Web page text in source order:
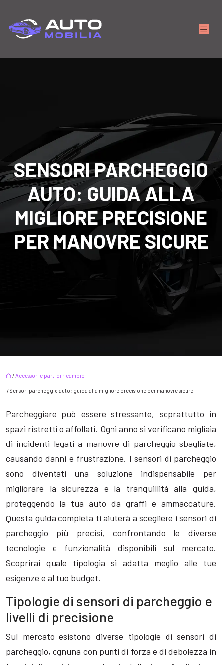
SENSORI PARCHEGGIO
AUTO: GUIDA ALLA
MIGLIORE PRECISIONE
PER MANOVRE SICURE
/Accessori e parti di ricambio
/ Sensori parcheggio auto: guida alla migliore precisione per manovre sicure
Parcheggiare può essere stressante, soprattutto in
spazi ristretti o affollati. Ogni anno si verificano migliaia
di incidenti legati a manovre di parcheggio sbagliate,
causando danni e frustrazione. I sensori di parcheggio
sono diventati una soluzione indispensabile per
migliorare la sicurezza e la tranquillità alla guida,
proteggendo la tua auto da graffi e ammaccature.
Questa guida completa ti aiuterà a scegliere i sensori di
parcheggio più precisi, confrontando le diverse
tecnologie e funzionalità disponibili sul mercato.
Scoprirai quale tipologia si adatta meglio alle tue
esigenze e al tuo budget.
Tipologie di sensori di parcheggio e
livelli di precisione
Sul mercato esistono diverse tipologie di sensori di
parcheggio, ognuna con punti di forza e di debolezza in